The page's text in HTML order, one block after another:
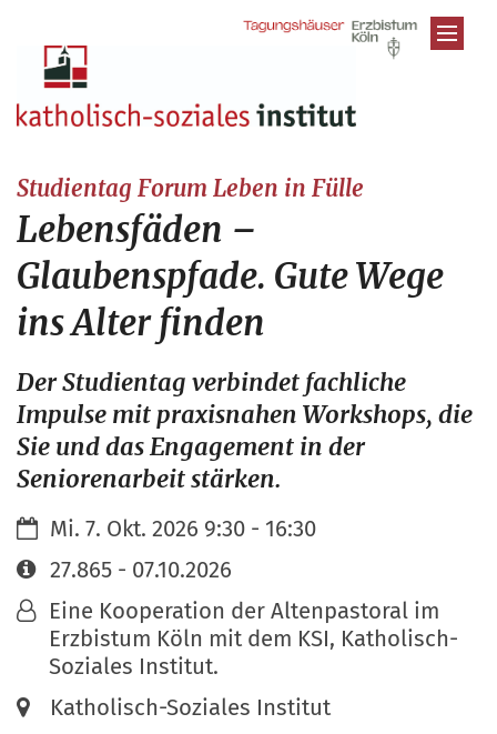
Studientag Forum Leben in Fülle
Lebensfäden –
Glaubenspfade. Gute Wege
ins Alter finden
Der Studientag verbindet fachliche
Impulse mit praxisnahen Workshops, die
Sie und das Engagement in der
Seniorenarbeit stärken.
Datum:Mi. 7. Okt. 2026 9:30 - 16:30
Art bzw. Nummer:
27.865 - 07.10.2026
Von:Eine Kooperation der Altenpastoral im
Erzbistum Köln mit dem KSI, Katholisch-
Soziales Institut.
Ort:Katholisch-Soziales Institut